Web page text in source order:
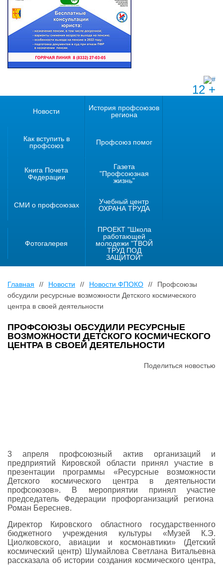
12 +
Новости
История профсоюзов
региона
Как вступить в
профсоюз
Профсоюз помог
Книга Почета
Федерации
Газета
"Профсоюзная
жизнь"
СМИ о профсоюзах
Учебный центр
ОХРАНА ТРУДА
Фотогалерея
ПРОЕКТ "Школа
работающей
молодежи "ТВОЙ
ТРУД ПОД
ЗАЩИТОЙ"
Главная // Новости // Новости ФПОКО //
Профсоюзы
обсудили ресурсные возможности Детского космического
центра в своей деятельности
ПРОФСОЮЗЫ ОБСУДИЛИ РЕСУРСНЫЕ
ВОЗМОЖНОСТИ ДЕТСКОГО КОСМИЧЕСКОГО
ЦЕНТРА В СВОЕЙ ДЕЯТЕЛЬНОСТИ
Поделиться новостью
3 апреля профсоюзный актив организаций и
предприятий Кировской области принял участие в
презентации программы «Ресурсные возможности
Детского космического центра в деятельности
профсоюзов». В мероприятии принял участие
председатель Федерации профорганизаций региона
Роман Береснев.
Директор Кировского областного государственного
бюджетного учреждения культуры «Музей К.Э.
Циолковского, авиации и космонавтики» (Детский
космический центр) Шумайлова Светлана Витальевна
рассказала об истории создания космического центра,